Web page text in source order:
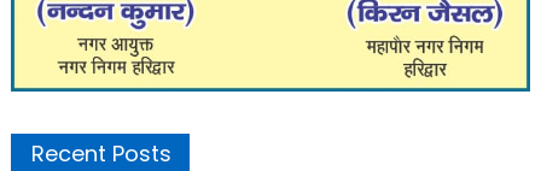
Recent Posts